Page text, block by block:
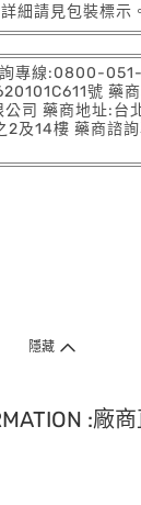
細請見包裝標示。
專線:0800-
號 藥
司 藥商地址:台
2及14樓 藥商諮
隱藏
:廠